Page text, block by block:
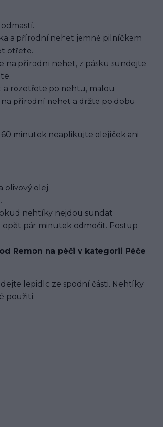
a přírodní nehet jemně pilníčkem
otřete.
na přírodní nehet, z pásku sundejte
a rozetřete po nehtu, malou
na přírodní nehet a držte po dobu
minutek neaplikujte olejíček ani
olivový olej.
nehtíky nejdou sundat
opět pár minutek odmočit. Postup
Remon na péči v kategorii Péče
lepidlo ze spodní části. Nehtíky
použití.